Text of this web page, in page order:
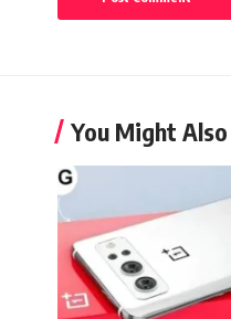
You Might